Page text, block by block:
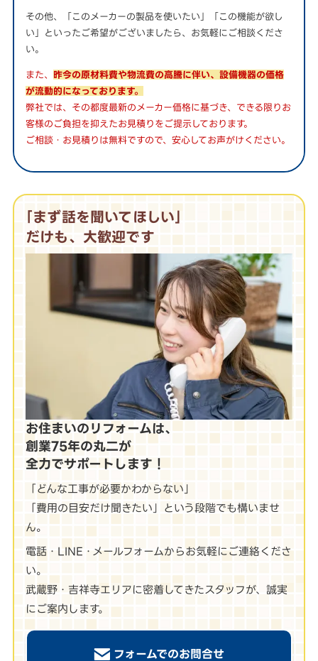
その他、「このメーカーの製品を使いたい」「この機能が欲し
い」といったご希望がございましたら、お気軽にご相談くださ
い。
また、 昨今の原材料費や物流費の高騰に伴い、設備機器の価格
が流動的になっております。
弊社では、その都度最新のメーカー価格に基づき、できる限りお
客様のご負担を抑えたお見積りをご提示しております。
ご相談・お見積りは無料ですので、安心してお声がけください。
｢まず話を聞いてほしい｣
だけも、大歓迎です
お住まいのリフォームは、
創業75年の丸二が
全力でサポートします！
「どんな工事が必要かわからない」
「費用の目安だけ聞きたい」という段階でも構いませ
ん。
電話・LINE・メールフォームからお気軽にご連絡くださ
い。
武蔵野・吉祥寺エリアに密着してきたスタッフが、誠実
にご案内します。
フォームでのお問合せ